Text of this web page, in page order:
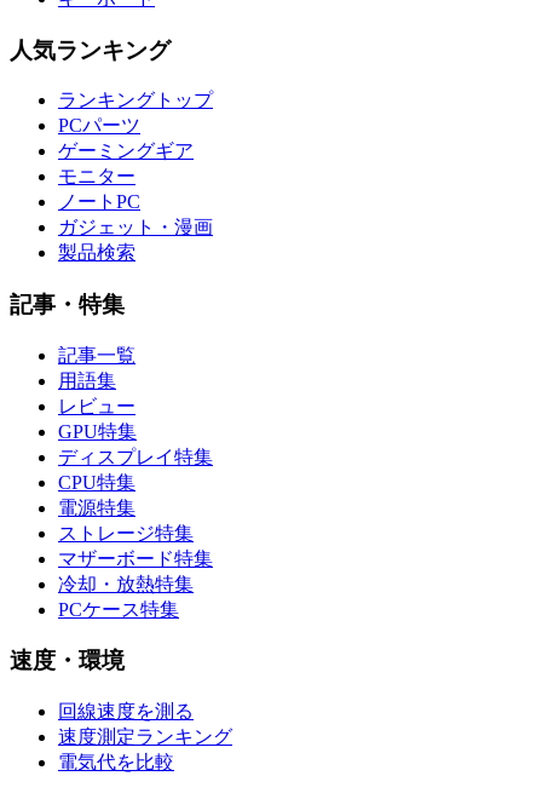
人気ランキング
ランキングトップ
PCパーツ
ゲーミングギア
モニター
ノートPC
ガジェット・漫画
製品検索
記事・特集
記事一覧
用語集
レビュー
GPU特集
ディスプレイ特集
CPU特集
電源特集
ストレージ特集
マザーボード特集
冷却・放熱特集
PCケース特集
速度・環境
回線速度を測る
速度測定ランキング
電気代を比較